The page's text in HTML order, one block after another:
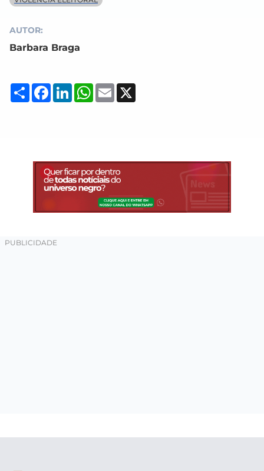
AUTOR:
Barbara Braga
Compartilhar
Facebook
LinkedInWhatsApp
Email